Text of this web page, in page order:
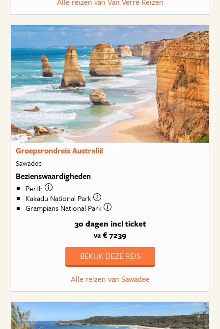
Groepsrondreis Australië
Sawadee
Bezienswaardigheden
Perth
Kakadu National Park
Grampians National Park
30 dagen incl ticket
va€ 7239
BEKIJK DEZE REIS
Alle reizen van Sawadee